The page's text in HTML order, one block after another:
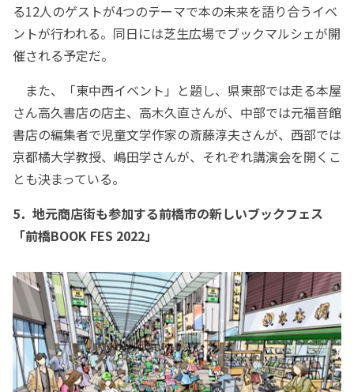
る12人のゲストが4つのテーマで本の未来を語り合うイベ
ントが行われる。同日には芝生広場でブックマルシェが開
催される予定だ。
また、「東中西イベント」と題し、県東部では走る本屋
さん高久書店の店主、高木久直さんが、中部では元福音館
書店の編集者で児童文学作家の斎藤淳夫さんが、西部では
京都橘大学教授、嶋田学さんが、それぞれ講演会を開くこ
とも決まっている。
5．地元商店街も参加する前橋市の新しいブックフェス
「前橋BOOK FES 2022」